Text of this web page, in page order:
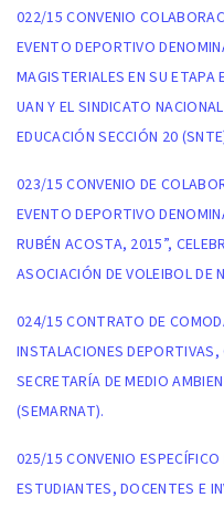
022/15 CONVENIO
EVENTO DEPORTIVO
MAGISTERIALES EN SU ETAPA
UAN Y EL SINDICATO
EDUCACIÓN SECCIÓN 20
023/15 CONVENIO DE
EVENTO DEPORTIVO
RUBÉN ACOSTA, 2015”,
ASOCIACIÓN DE VOLEIBOL DE
024/15 CONTRATO DE
INSTALACIONES
SECRETARÍA DE MEDIO
(SEMARNAT).
025/15 CONVENIO ESPECÍFICO
ESTUDIANTES, DOCENTES E